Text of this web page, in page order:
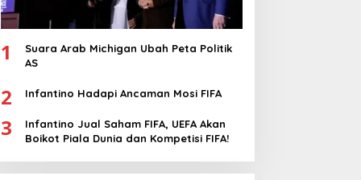
1
Suara Arab Michigan Ubah Peta Politik
AS
2 Infantino Hadapi Ancaman Mosi FIFA
3
Infantino Jual Saham FIFA, UEFA Akan
Boikot Piala Dunia dan Kompetisi FIFA!